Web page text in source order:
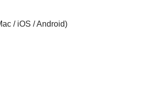
/ iOS / Android)